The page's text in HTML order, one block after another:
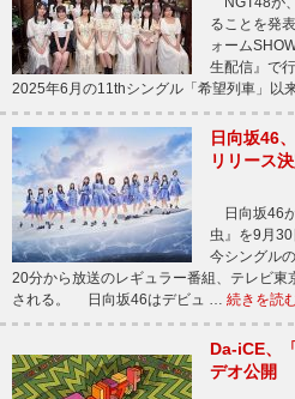
ることを発
ォーム
生配信』で
2025年6月の11thシングル「希望列車」以
日向坂46
リリース
日向坂46
虫』を9月
今シングル
20分から放送のレギュラー番組、テレビ
される。 日向坂46はデビュ … 続きを読
Da-iCE、
デオ公開